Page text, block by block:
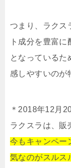
つまり、ラクス
ト成分を豊富
となっているた
感しやすいのが
＊2018年12月
ラクスラは、販
今もキャンペー
気なのがスルス